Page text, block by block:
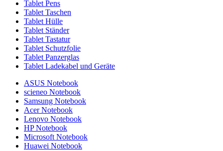
Tablet Pens
Tablet Taschen
Tablet Hülle
Tablet Ständer
Tablet Tastatur
Tablet Schutzfolie
Tablet Panzerglas
Tablet Ladekabel und Geräte
ASUS Notebook
scieneo Notebook
Samsung Notebook
Acer Notebook
Lenovo Notebook
HP Notebook
Microsoft Notebook
Huawei Notebook